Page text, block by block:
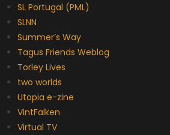
SL Portugal (PML)
SLNN
Summer’s Way
Tagus Friends Weblog
Torley Lives
two worlds
Utopia e-zine
VintFalken
Virtual TV